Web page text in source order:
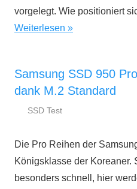
vorgelegt. Wie positioniert
Weiterlesen
Samsung SSD 950
dank M.2 Standard
November
ratgeber.de
SSD Test
Die Pro Reihen der
Königsklasse der Koreaner.
besonders schnell, hier